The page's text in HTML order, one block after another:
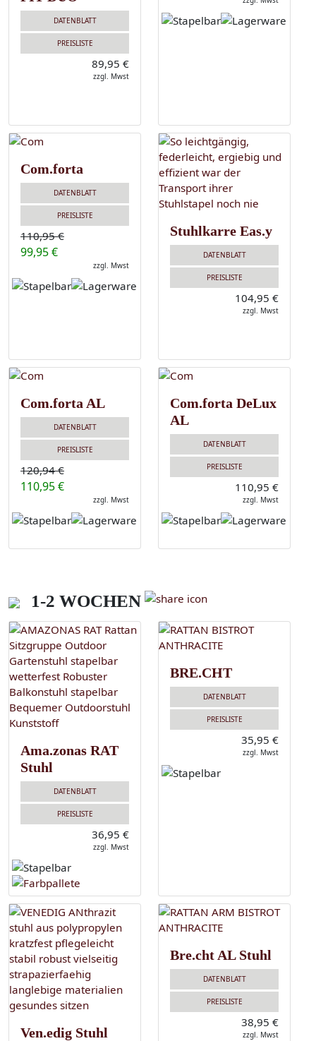
DATENBLATT
PREISLISTE
89,95 €
zzgl. Mwst
Com.forta
DATENBLATT
PREISLISTE
110,95 €
99,95 €
zzgl. Mwst
Stuhlkarre Eas.y
DATENBLATT
PREISLISTE
104,95 €
zzgl. Mwst
Com.forta AL
DATENBLATT
PREISLISTE
120,94 €
110,95 €
zzgl. Mwst
Com.forta DeLux
AL
DATENBLATT
PREISLISTE
110,95 €
zzgl. Mwst
1-2 WOCHEN
Ama.zonas RAT
Stuhl
DATENBLATT
PREISLISTE
36,95 €
zzgl. Mwst
BRE.CHT
DATENBLATT
PREISLISTE
35,95 €
zzgl. Mwst
Ven.edig Stuhl
Bre.cht AL Stuhl
DATENBLATT
PREISLISTE
38,95 €
zzgl. Mwst